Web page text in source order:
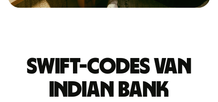
Swift-codes van
INDIAN BANK